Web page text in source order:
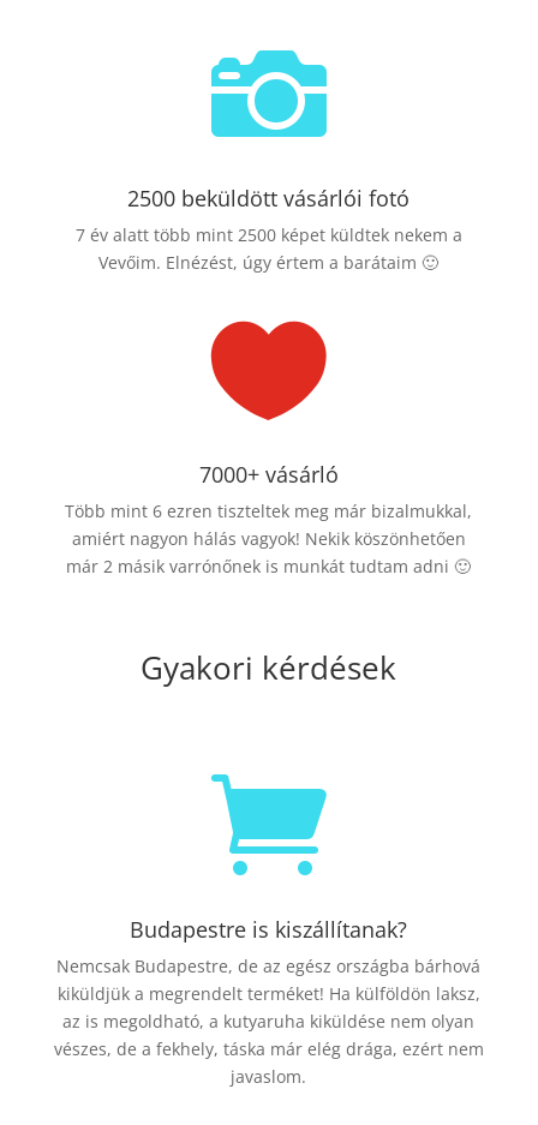

2500 beküldött vásárlói fotó
7 év alatt több mint 2500 képet küldtek nekem a
Vevőim. Elnézést, úgy értem a barátaim 🙂

7000+ vásárló
Több mint 6 ezren tiszteltek meg már bizalmukkal,
amiért nagyon hálás vagyok! Nekik köszönhetően
már 2 másik varrónőnek is munkát tudtam adni 🙂
Gyakori kérdések

Budapestre is kiszállítanak?
Nemcsak Budapestre, de az egész országba bárhová
kiküldjük a megrendelt terméket! Ha külföldön laksz,
az is megoldható, a kutyaruha kiküldése nem olyan
vészes, de a fekhely, táska már elég drága, ezért nem
javaslom.